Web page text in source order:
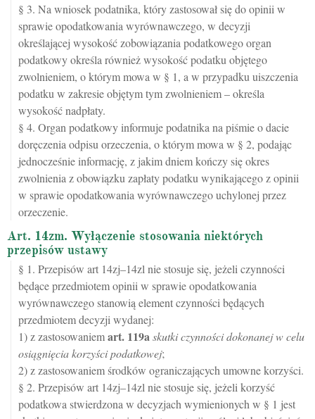
§ 3. Na wniosek podatnika, który zastosował się do opinii w
sprawie opodatkowania wyrównawczego, w decyzji
określającej wysokość zobowiązania podatkowego organ
podatkowy określa również wysokość podatku objętego
zwolnieniem, o którym mowa w § 1, a w przypadku uiszczenia
podatku w zakresie objętym tym zwolnieniem – określa
wysokość nadpłaty.
§ 4. Organ podatkowy informuje podatnika na piśmie o dacie
doręczenia odpisu orzeczenia, o którym mowa w § 2, podając
jednocześnie informację, z jakim dniem kończy się okres
zwolnienia z obowiązku zapłaty podatku wynikającego z opinii
w sprawie opodatkowania wyrównawczego uchylonej przez
orzeczenie.
Art. 14zm. Wyłączenie stosowania niektórych
przepisów ustawy
§ 1. Przepisów art 14zj–14zl nie stosuje się, jeżeli czynności
będące przedmiotem opinii w sprawie opodatkowania
wyrównawczego stanowią element czynności będących
przedmiotem decyzji wydanej:
1) z zastosowaniemart. 119askutki czynności dokonanej w celu
osiągnięcia korzyści podatkowej;
2) z zastosowaniem środków ograniczających umowne korzyści.
§ 2. Przepisów art 14zj–14zl nie stosuje się, jeżeli korzyść
podatkowa stwierdzona w decyzjach wymienionych w § 1 jest